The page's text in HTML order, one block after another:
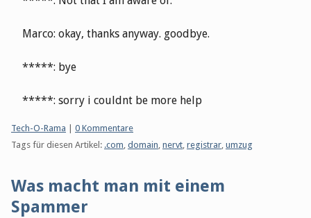
Marco: okay, thanks anyway. goodbye.
*****: bye
*****: sorry i couldnt be more help
Kategorien:
Tech-O-Rama
0 Kommentare
Tags für diesen Artikel: .com, domain, nervt, registrar, umzug
Was macht man mit einem
Spammer